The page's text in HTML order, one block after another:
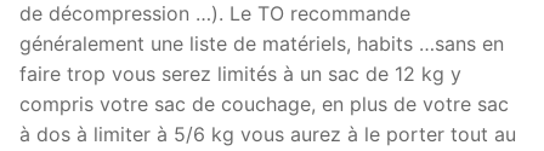
de décompression …). Le TO recommande
généralement une liste de matériels, habits …sans en
faire trop vous serez limités à un sac de 12 kg y
compris votre sac de couchage, en plus de votre sac
à dos à limiter à 5/6 kg vous aurez à le porter tout au